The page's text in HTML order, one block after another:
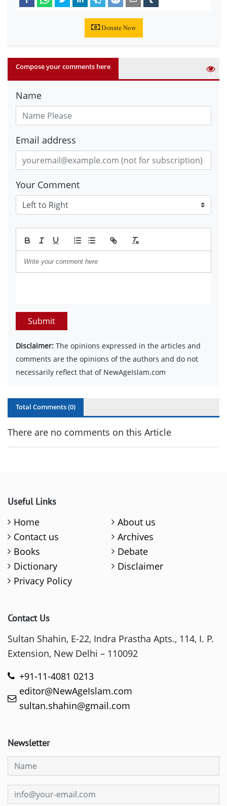
Donate Now
Compose your comments here
Name
Email address
Your Comment
Submit
Disclaimer: The opinions expressed in the articles and
comments are the opinions of the authors and do not
necessarily reflect that of NewAgeIslam.com
Total Comments (0)
There are no comments on this Article
Useful Links
Home
About us
Contact us
Archives
Books
Debate
Dictionary
Disclaimer
Privacy Policy
Contact Us
Sultan Shahin, E-22, Indra Prastha Apts., 114, I. P.
Extension, New Delhi – 110092
+91-11-4081 0213
editor@NewAgeIslam.com
sultan.shahin@gmail.com
Newsletter